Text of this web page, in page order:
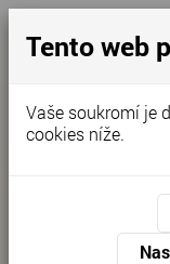
Tento web
Vaše soukromí je
cookies níže.